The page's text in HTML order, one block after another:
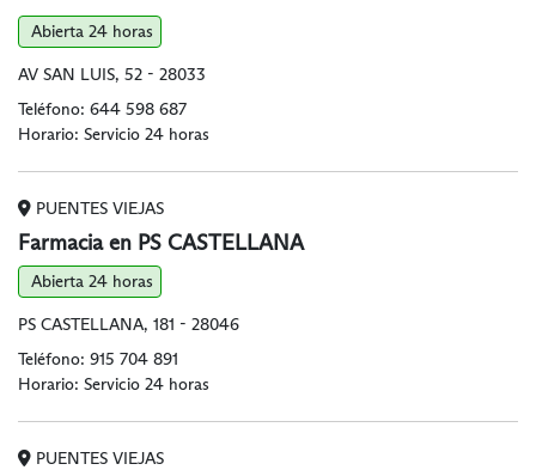
Abierta 24 horas
AV SAN LUIS, 52 - 28033
Teléfono: 644 598 687
Horario: Servicio 24 horas
PUENTES VIEJAS
Farmacia en PS CASTELLANA
Abierta 24 horas
PS CASTELLANA, 181 - 28046
Teléfono: 915 704 891
Horario: Servicio 24 horas
PUENTES VIEJAS